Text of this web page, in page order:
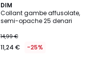
DIM
Collant gambe affusolate,
semi-opache 25 denari
14,99 €
11,24 € -25%
4,4
/ 5